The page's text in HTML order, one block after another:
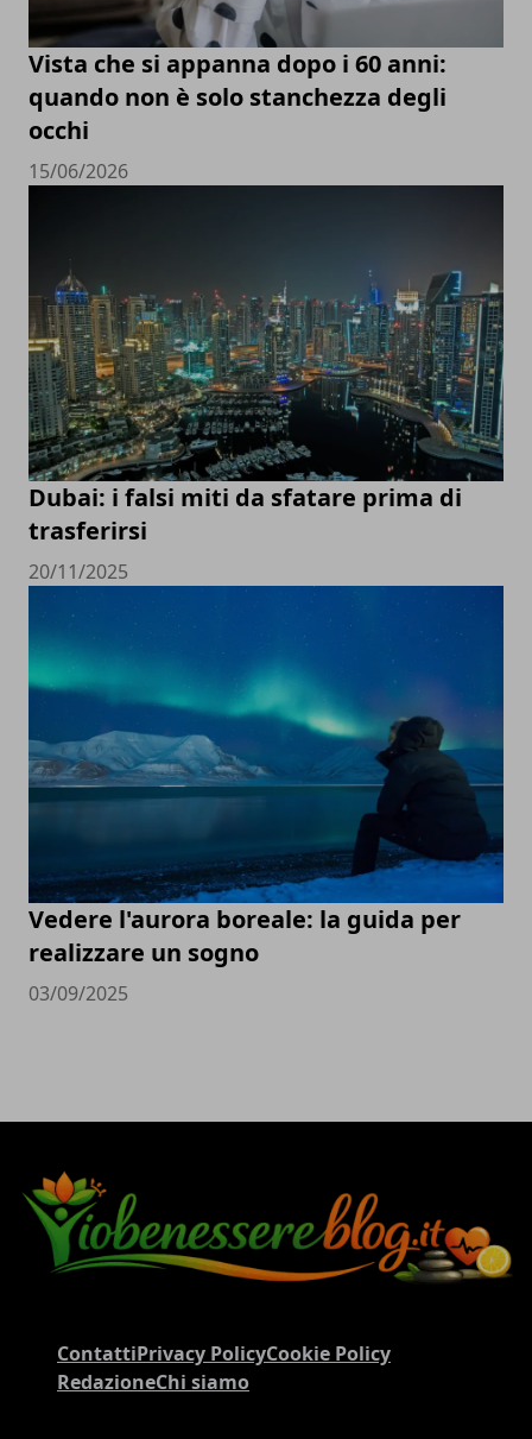
Vista che si appanna dopo i 60 anni:
quando non è solo stanchezza degli
occhi
15/06/2026
Dubai: i falsi miti da sfatare prima di
trasferirsi
20/11/2025
Vedere l'aurora boreale: la guida per
realizzare un sogno
03/09/2025
ContattiPrivacy PolicyCookie Policy
RedazioneChi siamo